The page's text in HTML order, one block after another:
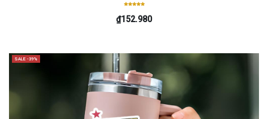
₫152.980
SALE -39%